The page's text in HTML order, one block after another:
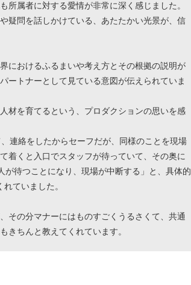
所属者に対する愛情が非常に深く感じました。
疑問を話しかけている、あたたかい光景が、信
におけるふるまいや考え方とその根拠の説明が
ートナーとして見ている意図が伝えられていま
材を育てるという、プロダクションの思いを感
連絡をしたからセーフだが、同様のことを現場
着くと入口でスタッフが待っていて、その奥に
待つことになり、現場が中断する」と、具体的
ていました。
その分マナーにはものすごくうるさくて、共通
きちんと教えてくれています。